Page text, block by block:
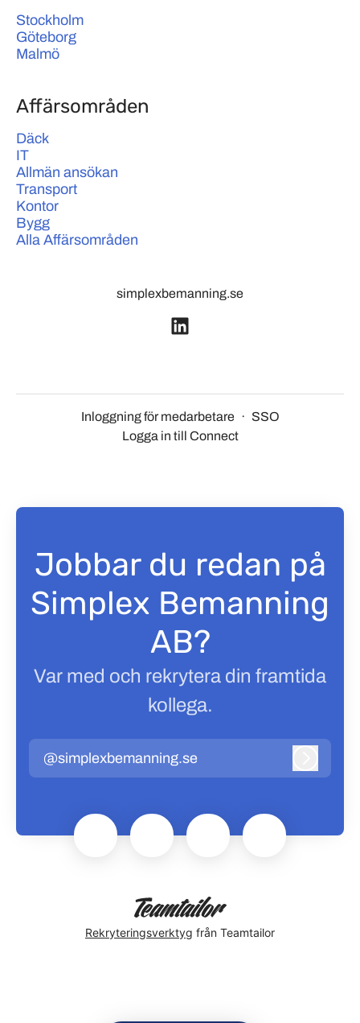
Stockholm
Göteborg
Malmö
Affärsområden
Däck
IT
Allmän ansökan
Transport
Kontor
Bygg
Alla Affärsområden
simplexbemanning.se
Inloggning för medarbetare · SSO
Logga in till Connect
Jobbar du redan på
Simplex Bemanning
AB?
Var med och rekrytera din framtida
kollega.
@simplexbemanning.se
Rekryteringsverktyg från Teamtailor